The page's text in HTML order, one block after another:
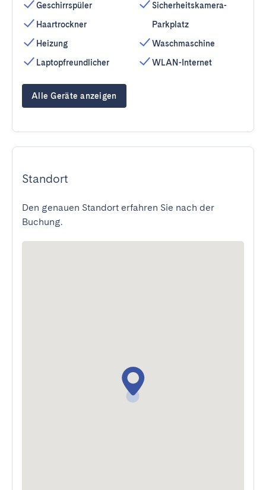
Geschirrspüler
Haartrockner
Heizung
Laptopfreundlicher
Sicherheitskamera-
Parkplatz
Waschmaschine
WLAN-Internet
Alle Geräte anzeigen
Standort
Den genauen Standort erfahren Sie nach der
Buchung.